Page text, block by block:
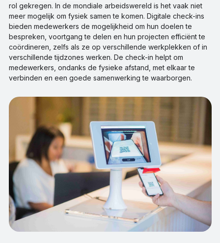
rol gekregen. In de mondiale arbeidswereld is het vaak niet
meer mogelijk om fysiek samen te komen. Digitale check-ins
bieden medewerkers de mogelijkheid om hun doelen te
bespreken, voortgang te delen en hun projecten efficiënt te
coördineren, zelfs als ze op verschillende werkplekken of in
verschillende tijdzones werken. De check-in helpt om
medewerkers, ondanks de fysieke afstand, met elkaar te
verbinden en een goede samenwerking te waarborgen.